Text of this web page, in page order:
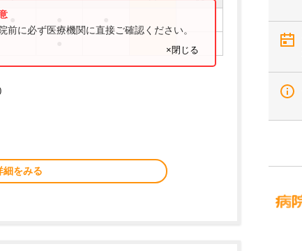
に必ず医療機関に直接ご確認ください。
×閉じる
細をみる